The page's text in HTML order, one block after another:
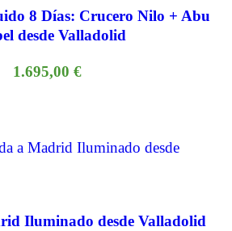
8 Días: Crucero Nilo + Abu
desde Valladolid
1.695,00 €
Iluminado desde Valladolid